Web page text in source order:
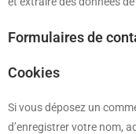
Formulaires de
Cookies
Si vous déposez un
d’enregistrer votre nom,